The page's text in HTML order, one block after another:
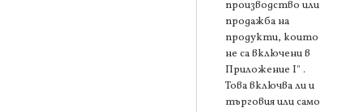
производство или
продажба на
продукти, които
не са включени в
Приложение I" .
Това включва ли и
търговия или само